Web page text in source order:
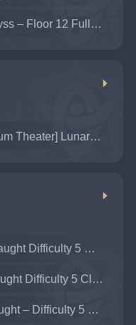
【Luna VI】May Spiral Abyss – Floor 12 Full Stars Guide
["Luna VII"] July [Imaginarium Theater] Lunar Mode Clearance Guide!
【Luna VIII】Stygian Onslaught Difficulty 5 Clear Guide
【Luna Ⅶ】Stygian Onslaught Difficulty 5 Clear Guide
【Luna VI】Stygian Onslaught – Difficulty 5 Clear Guide